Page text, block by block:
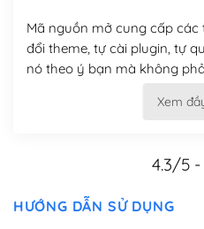
Mã nguồn mở cung cấp
đổi theme, tự cài plugin, tự
nó theo ý bạn mà không
Xem
4.3/5
HƯỚNG DẪN SỬ DỤNG